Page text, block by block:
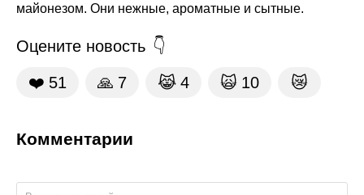
майонезом. Они нежные, ароматные и сытные.
Оцените новость
❤️ 51 🙏 7 😹 4 🙀 10 😿
Комментарии